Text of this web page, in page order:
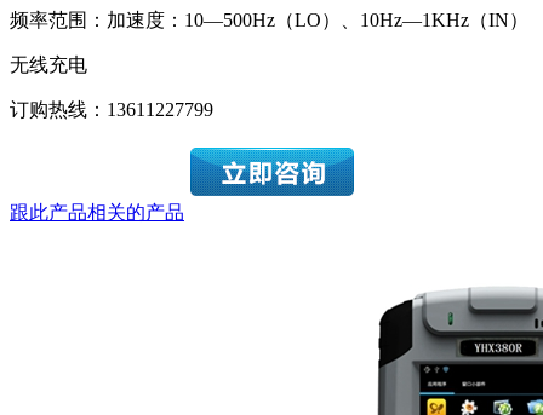
频率范围：加速度：10—500Hz（LO）、10Hz—1KHz（IN）
无线充电
订购热线： 13611227799
跟此产品相关的产品